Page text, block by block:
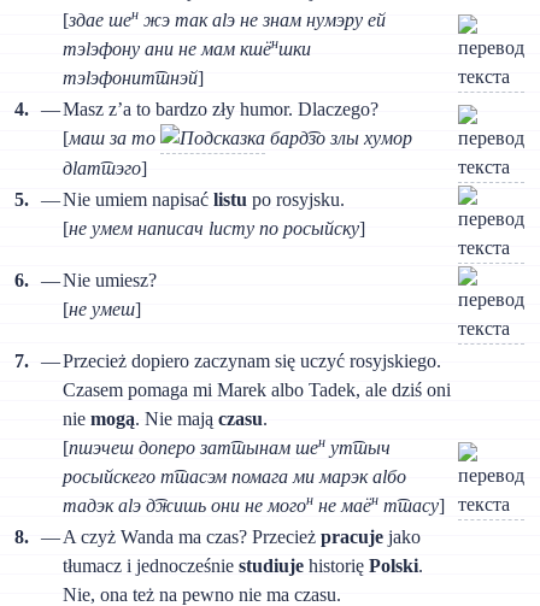
[здае шен жэ так аlэ не знам нумэру ей
тэlэфону ани не мам кшёншки
тэlэфонит͡шнэй]
4.
—Masz z’a to bardzo zły humor. Dlaczego?
[маш за то
бард͡зо злы хумор
дlат͡шэго]
5.
—Nie umiem napisaćlistu po rosyjsku.
[не умем написач lисту по росыйску]
6. —Nie umiesz?
[не умеш]
7. —Przecież dopiero zaczynam się uczyć rosyjskiego.
Czasem pomaga mi Marek albo Tadek, ale dziś oni
niemogą. Nie majączasu.
[пшэчеш доперо зат͡шынам шен ут͡шыч
росыйскего т͡шacэм помага ми марэк аlбо
тадэк аlэ д͡жишь они не могон не маён т͡шасу]
8.
—A czyż Wanda ma czas? Przecieżpracuje jako
tłumacz i jednocześniestudiuje historięPolski.
Nie, ona też na pewno nie ma czasu.